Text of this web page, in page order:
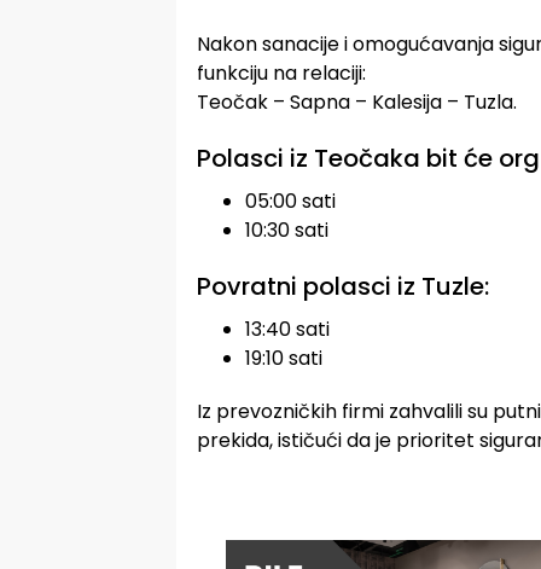
Nakon sanacije i omogućavanja
funkciju na relaciji:
Teočak – Sapna – Kalesija – Tuzla.
Polasci iz Teočaka bit će
05:00 sati
10:30 sati
Povratni polasci iz Tuzle:
13:40 sati
19:10 sati
Iz prevozničkih firmi zahvalili su
prekida, ističući da je prioritet